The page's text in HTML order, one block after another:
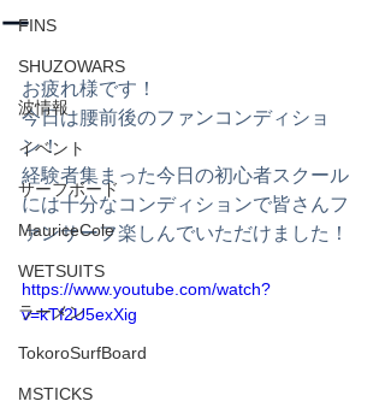
FINS
SHUZOWARS
波情報
イベント
サーフボード
MauriceCole
WETSUITS
ラーメン
TokoroSurfBoard
MSTICKS
ー
お疲れ様です！
今日は腰前後のファンコンディショ
ン！
経験者集まった今日の初心者スクール
には十分なコンディションで皆さんフ
ァンサーフ楽しんでいただけました！
https://www.youtube.com/watch?
v=kTf2U5exXig